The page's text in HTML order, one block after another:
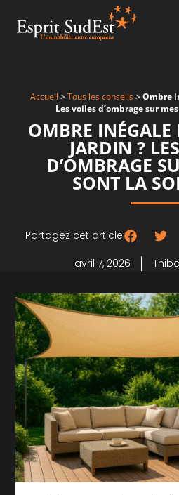
Accueil >Tous les conseils>Ombre
Les voiles d’ombrage sur
OMBRE INÉGALE
JARDIN ?
D’OMBRAGE
SONT LA
Partagez cet article
avril 7, 2026